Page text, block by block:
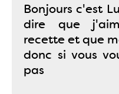
Bonjours c'est
dire que
recette et que
donc si vous
pas